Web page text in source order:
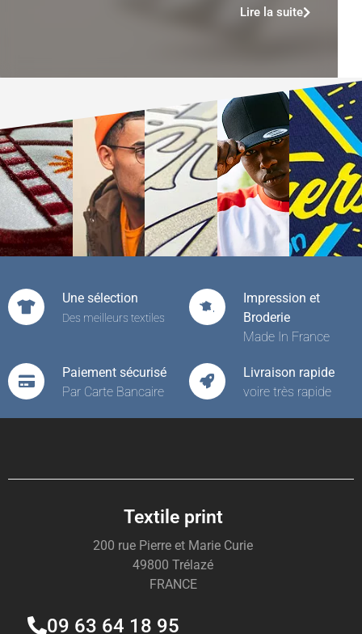
Lire la suite
Une sélection
Des meilleurs textiles
Impression et
Broderie
Made In France
Paiement sécurisé
Par Carte Bancaire
Livraison rapide
voire très rapide
Textile print
200 rue Pierre et Marie Curie
49800 Trélazé
FRANCE
09 63 64 18 95